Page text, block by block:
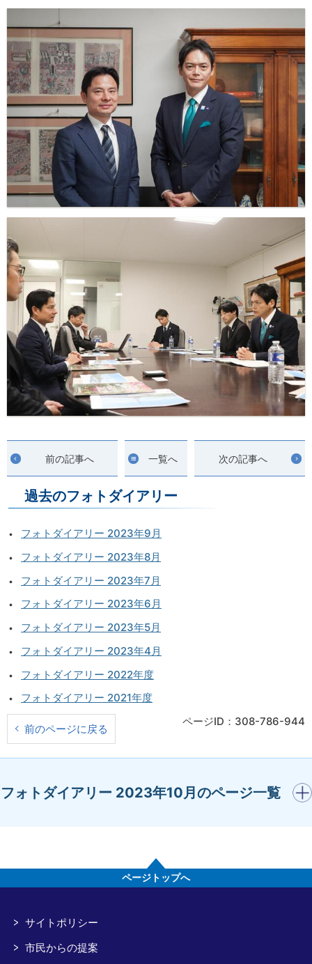
前の記事へ 一覧へ 次の記事へ
過去のフォトダイアリー
フォトダイアリー 2023年9月
フォトダイアリー 2023年8月
フォトダイアリー 2023年7月
フォトダイアリー 2023年6月
フォトダイアリー 2023年5月
フォトダイアリー 2023年4月
フォトダイアリー 2022年度
フォトダイアリー 2021年度
前のページに戻る
ページID：308-786-944
フォトダイアリー 2023年10月のページ一覧
開く
ページトップへ
サイトポリシー
市民からの提案